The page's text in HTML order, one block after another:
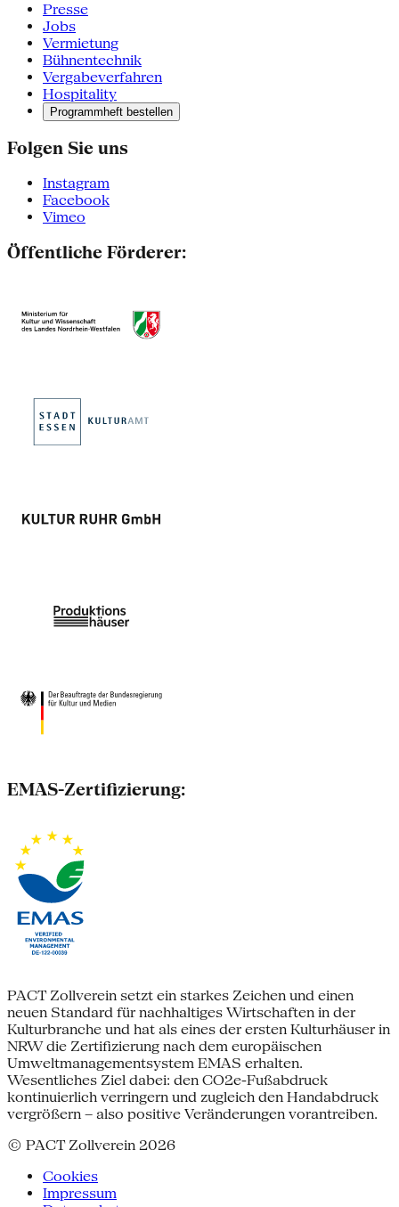
Presse
Jobs
Vermietung
Bühnentechnik
Vergabeverfahren
Hospitality
Programmheft bestellen
Folgen Sie uns
Instagram
Facebook
Vimeo
Öffentliche Förderer:
EMAS-Zertifizierung:
PACT Zollverein setzt ein starkes Zeichen und einen
neuen Standard für nachhaltiges Wirtschaften in der
Kulturbranche und hat als eines der ersten Kulturhäuser in
NRW die Zertifizierung nach dem europäischen
Umweltmanagementsystem EMAS erhalten.
Wesentliches Ziel dabei: den CO2e-Fußabdruck
kontinuierlich verringern und zugleich den Handabdruck
vergrößern – also positive Veränderungen vorantreiben.
© PACT Zollverein 2026
Cookies
Impressum